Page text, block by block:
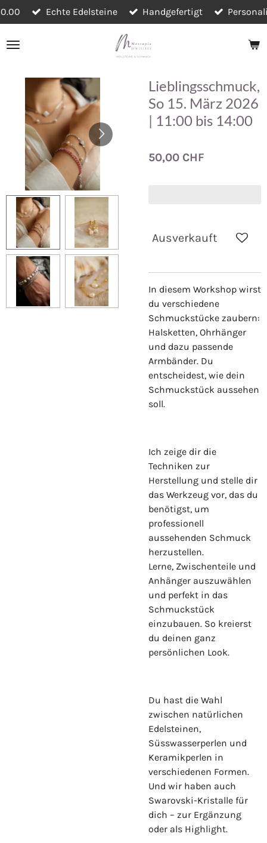
Zum
Hauptinhalt
springen
Echte Edelsteine Handgefertigt
Lieblingsschmuck,
So 15. März 2026
| 11:00 bis 14:00
50,00 CHF
Ausverkauft
In diesem Workshop wirst
du verschiedene
Schmuckstücke zaubern:
Halsketten, Ohrhänger
und dazu passende
Armbänder. Du
entscheidest, wie dein
Schmuckstück aussehen
soll.
Ich zeige dir die
Techniken zur
Herstellung und stelle dir
das Werkzeug vor, das du
benötigst, um
professionell
aussehenden Schmuck
herzustellen.
Lerne, Zwischenteile und
Anhänger auszuwählen
und perfekt in das
Schmuckstück
einzubauen. So kreierst
du deinen ganz
persönlichen Look.
Du hast die Wahl
zwischen natürlichen
Edelsteinen,
Süsswasserperlen und
Keramikperlen in
verschiedenen Formen.
Und wir haben auch
Swarovski-Kristalle für
dich – zur Ergänzung
oder als Highlight.